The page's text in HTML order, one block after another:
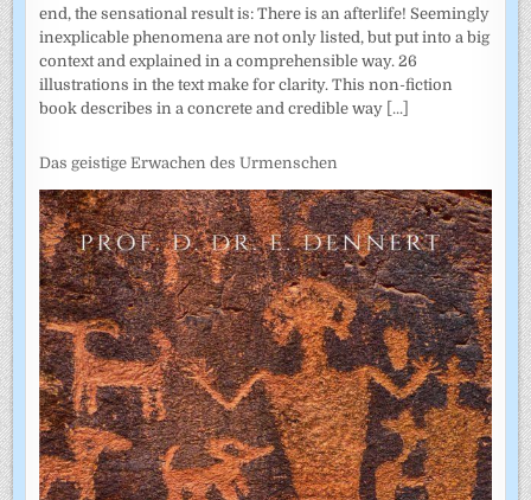
end, the sensational result is: There is an afterlife! Seemingly
inexplicable phenomena are not only listed, but put into a big
context and explained in a comprehensible way. 26
illustrations in the text make for clarity. This non-fiction
book describes in a concrete and credible way [...]
Das geistige Erwachen des Urmenschen